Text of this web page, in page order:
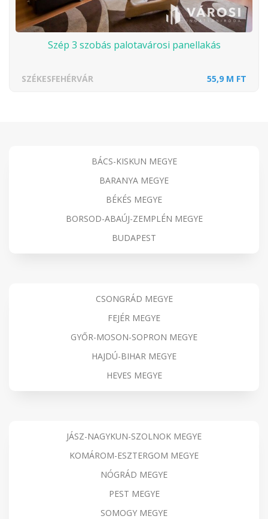
Szép 3 szobás palotavárosi panellakás
SZÉKESFEHÉRVÁR 55,9 M FT
BÁCS-KISKUN MEGYE
BARANYA MEGYE
BÉKÉS MEGYE
BORSOD-ABAÚJ-ZEMPLÉN MEGYE
BUDAPEST
CSONGRÁD MEGYE
FEJÉR MEGYE
GYŐR-MOSON-SOPRON MEGYE
HAJDÚ-BIHAR MEGYE
HEVES MEGYE
JÁSZ-NAGYKUN-SZOLNOK MEGYE
KOMÁROM-ESZTERGOM MEGYE
NÓGRÁD MEGYE
PEST MEGYE
SOMOGY MEGYE